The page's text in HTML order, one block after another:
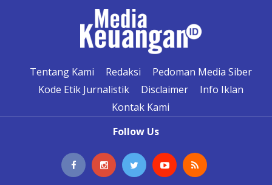
Tentang Kami Redaksi
Pedoman Media Siber
Kode Etik Jurnalistik
Disclaimer
Info Iklan
Kontak Kami
Follow Us